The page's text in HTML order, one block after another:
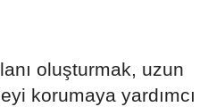
oluşturmak, uzun
korumaya yardımcı